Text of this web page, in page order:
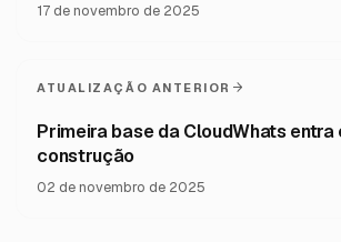
17 de novembro de 2025
ATUALIZAÇÃO ANTERIOR
Primeira base da CloudWhats entra
construção
02 de novembro de 2025